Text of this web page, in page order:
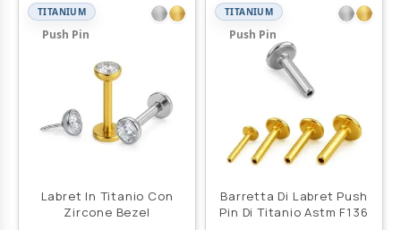
TITANIUM
Push Pin
Labret In Titanio Con
Zircone Bezel
TITANIUM
Push Pin
Barretta Di Labret Push
Pin Di Titanio Astm F136